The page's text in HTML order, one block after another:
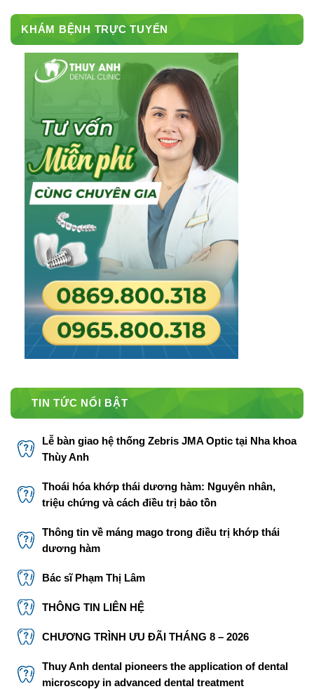
KHÁM BỆNH TRỰC TUYẾN
TIN TỨC NỔI BẬT
Lễ bàn giao hệ thống Zebris JMA Optic tại Nha khoa
Thùy Anh
Thoái hóa khớp thái dương hàm: Nguyên nhân,
triệu chứng và cách điều trị bảo tồn
Thông tin về máng mago trong điều trị khớp thái
dương hàm
Bác sĩ Phạm Thị Lâm
THÔNG TIN LIÊN HỆ
CHƯƠNG TRÌNH ƯU ĐÃI THÁNG 8 – 2026
Thuy Anh dental pioneers the application of dental
microscopy in advanced dental treatment